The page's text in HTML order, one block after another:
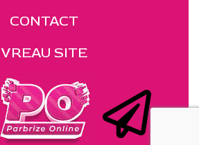
CONTACT
VREAU SITE